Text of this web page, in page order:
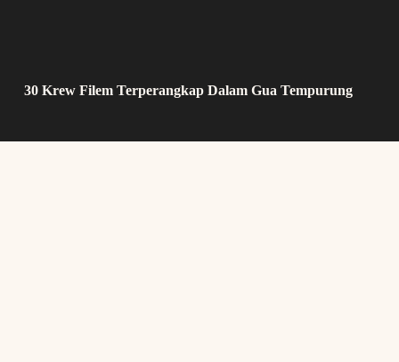
30 Krew Filem Terperangkap Dalam Gua Tempurung